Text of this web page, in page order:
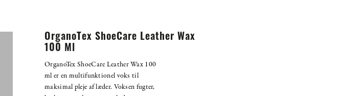
OrganoTex ShoeCare Leather Wax
100 Ml
OrganoTex ShoeCare Leather Wax 100
ml er en multifunktionel voks til
maksimal pleje af læder. Voksen fugter,